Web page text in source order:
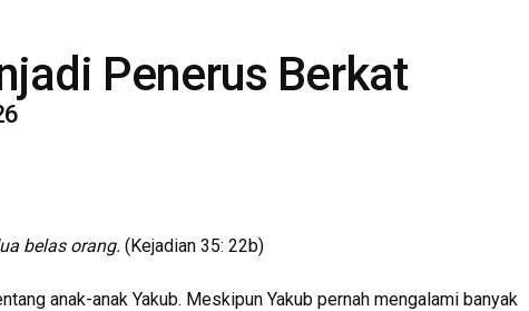
Penerus Berkat
belas orang. (Kejadian 35: 22b)
anak-anak Yakub. Meskipun Yakub pernah mengalami banyak